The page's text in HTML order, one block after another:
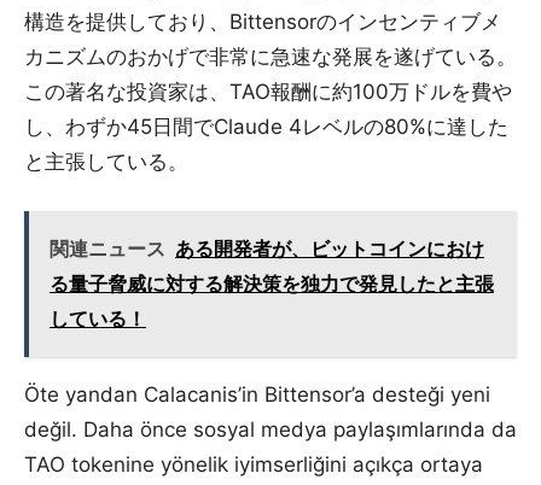
構造を提供しており、Bittensorのインセンティブメ
カニズムのおかげで非常に急速な発展を遂げている。
この著名な投資家は、TAO報酬に約100万ドルを費や
し、わずか45日間でClaude 4レベルの80%に達した
と主張している。
関連ニュース ある開発者が、ビットコインにおけ
る量子脅威に対する解決策を独力で発見したと主張
している！
Öte yandan Calacanis’in Bittensor’a desteği yeni
değil. Daha önce sosyal medya paylaşımlarında da
TAO tokenine yönelik iyimserliğini açıkça ortaya